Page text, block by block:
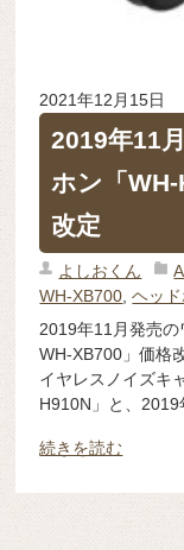
2021年12月15日
2019年11
ホン「
改定
よしおくん
WH-XB700 ,ヘッ
2019年11月発売
WH-XB700」価格
イヤレスノイズキ
H910N」と、
続きを読む